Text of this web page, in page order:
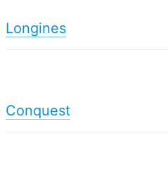
Longines
Conquest